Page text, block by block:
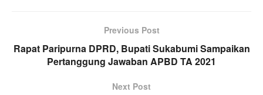
Previous Post
Rapat Paripurna DPRD, Bupati Sukabumi Sampaikan
Pertanggung Jawaban APBD TA 2021
Next Post